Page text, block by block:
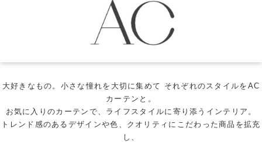
大好きなもの。小さな憧れを大切に集めて それぞれのスタイルをAC
カーテンと。
お気に入りのカーテンで、ライフスタイルに寄り添うインテリア。
トレンド感のあるデザインや色、クオリティにこだわった商品を拡充
し、